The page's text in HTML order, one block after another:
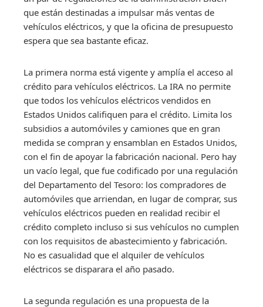
que están destinadas a impulsar más ventas de
vehículos eléctricos, y que la oficina de presupuesto
espera que sea bastante eficaz.
La primera norma está vigente y amplía el acceso al
crédito para vehículos eléctricos. La IRA no permite
que todos los vehículos eléctricos vendidos en
Estados Unidos califiquen para el crédito. Limita los
subsidios a automóviles y camiones que en gran
medida se compran y ensamblan en Estados Unidos,
con el fin de apoyar la fabricación nacional. Pero hay
un vacío legal, que fue codificado por una regulación
del Departamento del Tesoro: los compradores de
automóviles que arriendan, en lugar de comprar, sus
vehículos eléctricos pueden en realidad recibir el
crédito completo incluso si sus vehículos no cumplen
con los requisitos de abastecimiento y fabricación.
No es casualidad que el alquiler de vehículos
eléctricos se disparara el año pasado.
La segunda regulación es una propuesta de la